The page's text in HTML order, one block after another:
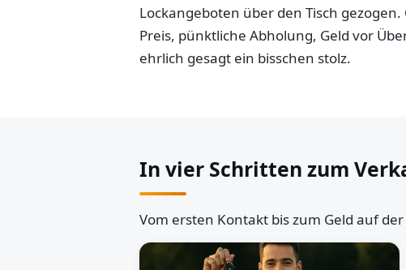
Lockangeboten über den Tisch
Preis, pünktliche Abholung, Geld vor
ehrlich gesagt ein bisschen stolz.
In vier Schritten zum
Vom ersten Kontakt bis zum Geld auf